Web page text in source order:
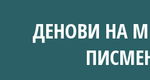
ДЕНОВИ НА